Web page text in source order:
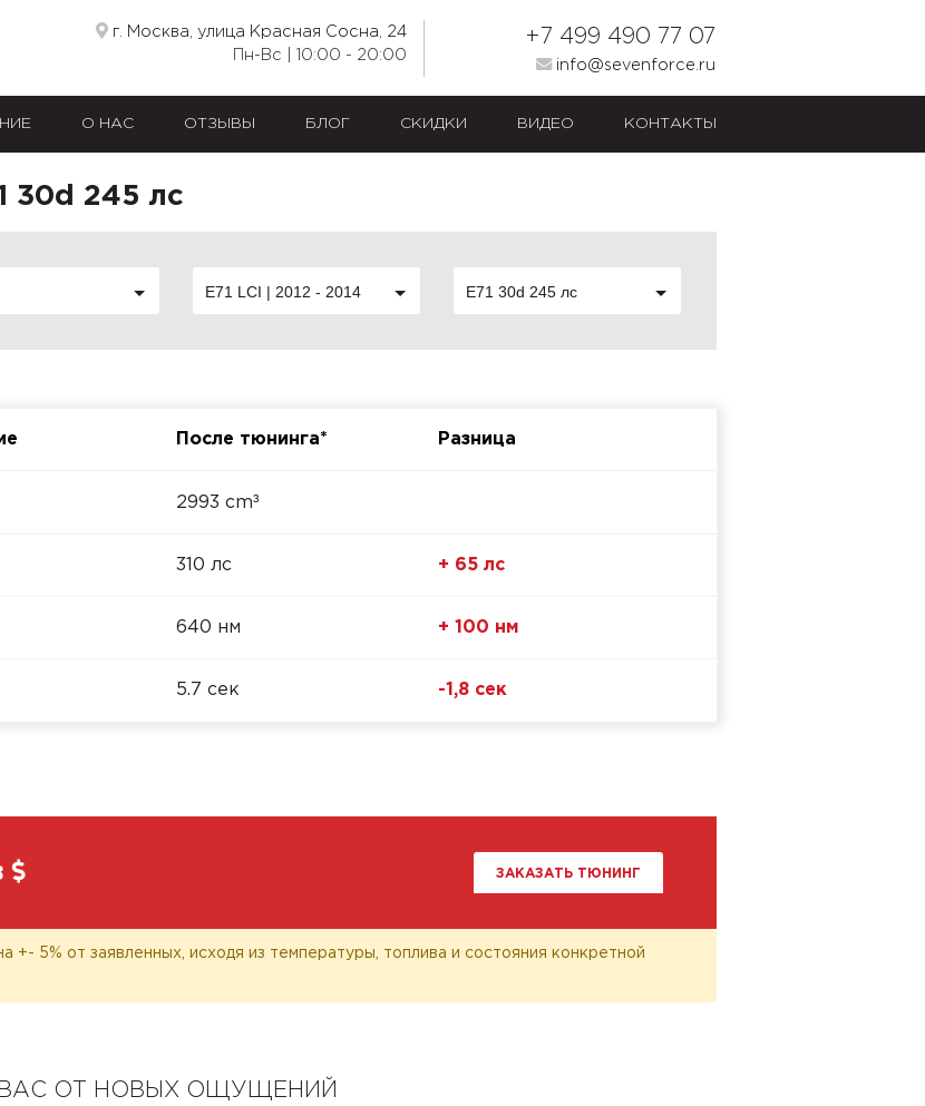
г. Москва, улица Красная Сосна, 24
Пн-Вс | 10:00 - 20:00
+7 499 490 77 07
info@sevenforce.ru
О НАС ОТЗЫВЫ БЛОГ СКИДКИ ВИДЕО КОНТАКТЫ
30d 245 лс
E71 LCI | 2012 - 2014 E71 30d 245 лс
После тюнинга* Разница
2993 cm³
310 лс + 65 лс
640 нм + 100 нм
5.7 сек -1,8 сек
ЗАКАЗАТЬ ТЮНИНГ
+- 5% от заявленных, исходя из температуры, топлива и состояния конкретной
ОТ НОВЫХ ОЩУЩЕНИЙ